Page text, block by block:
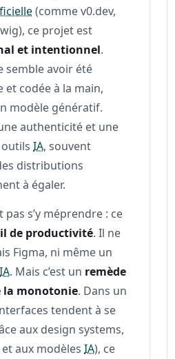
(comme v0.dev,
ce projet est
et intentionnel.
semble avoir été
et codée à la main,
modèle génératif.
authenticité et une
outilsIA, souvent
distributions
à égaler.
pas s’y méprendre : ce
de productivité. Il ne
Figma, ni même un
IA. Mais c’est un remède
la monotonie. Dans un
tendent à se
aux design systems,
aux modèlesIA), ce